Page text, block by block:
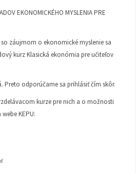
EKONOMICKÉHO MYSLENIA PRE
záujmom o ekonomické myslenie sa
kurz Klasická ekonómia pre učiteľov
Preto odporúčame sa prihlásiť čím skôr.
kurze pre nich a o možnosti
KEPU: